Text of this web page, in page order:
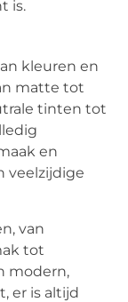
is.
kleuren en
matte tot
tinten tot
en
veelzijdige
van
tot
modern,
er is altijd